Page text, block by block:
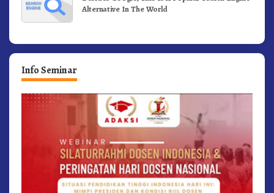
Alternative In The World
Info Seminar